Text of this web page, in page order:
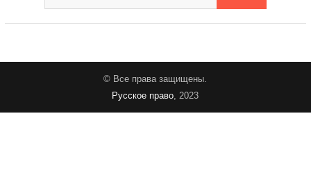
© Все права защищены.
Русское право, 2023